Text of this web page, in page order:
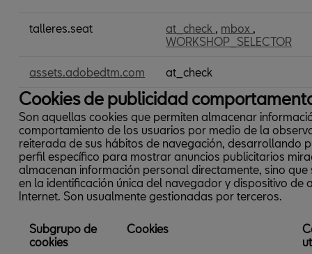
de
personalización
talleres.seat at_check , mbox ,
WORKSHOP_SELECTOR
assets.adobedtm.com at_check
Cookies de publicidad
Son aquellas cookies que permiten almacenar
comportamiento de los usuarios por medio de la
reiterada de sus hábitos de navegación, desarrollando
perfil específico para mostrar anuncios publicitarios
almacenan información personal directamente, sino que
en la identificación única del navegador y dispositivo de
Internet. Son usualmente gestionadas por terceros.
Subgrupo de
cookies
Cookies